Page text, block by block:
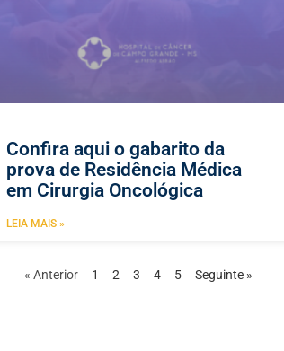
Confira aqui o gabarito da
prova de Residência Médica
em Cirurgia Oncológica
LEIA MAIS »
« Anterior 1 2 3 4 5 Seguinte »